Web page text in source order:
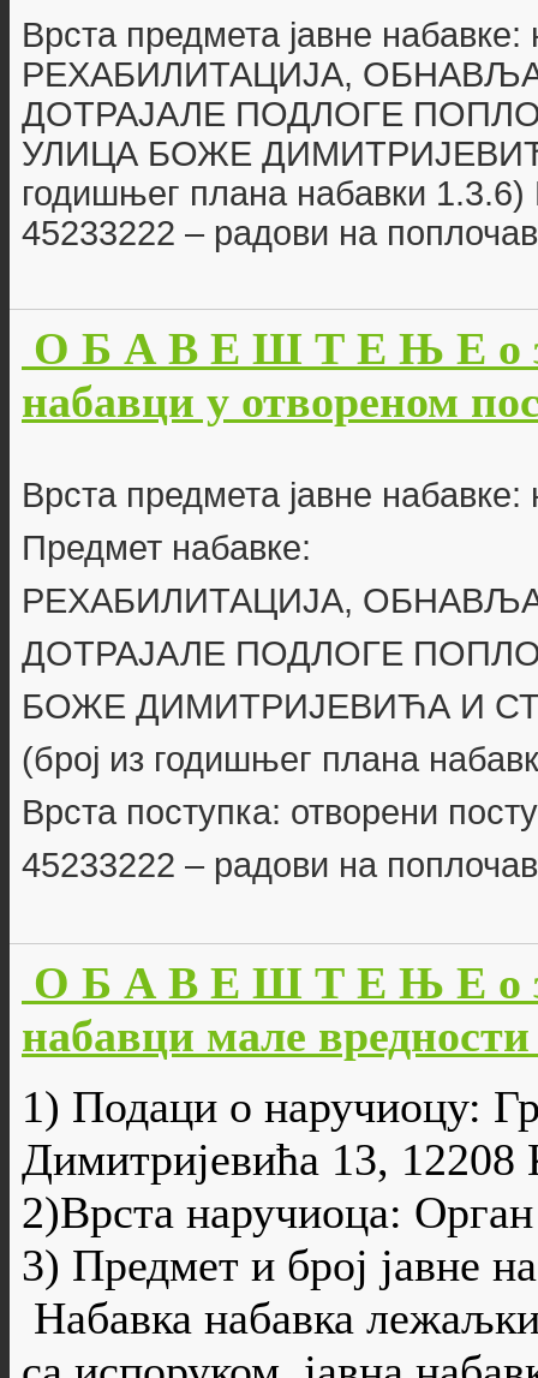
Врста предмета јавне
РЕХАБИЛИТАЦИЈА,
ДОТРАЈАЛЕ ПОДЛОГЕ
УЛИЦА БОЖЕ
годишњег плана набавки 1.3.6)
45233222 – радови на
О Б А В Е Ш Т Е Њ Е о
набавци у отвореном
Врста предмета јавне
Предмет набавке:
РЕХАБИЛИТАЦИЈА,
ДОТРАЈАЛЕ ПОДЛОГЕ
БОЖЕ ДИМИТРИЈЕВИЋА И
(број из годишњег плана
Врста поступка: отворени
45233222 – радови на
О Б А В Е Ш Т Е Њ Е о
набавци мале
1) Подаци о наручиоцу:
Димитријевића 13,
2)Врста наручиоца:
3) Предмет и број јавне
Набавка набавка